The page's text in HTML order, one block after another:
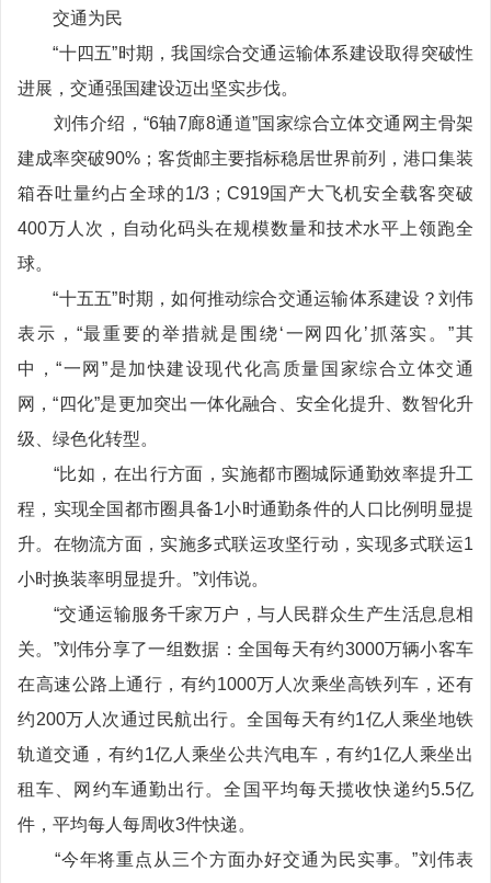
交通为民
“十四五”时期，我国综合交通运输体系建设取得突破性
进展，交通强国建设迈出坚实步伐。
刘伟介绍，“6轴7廊8通道”国家综合立体交通网主骨架
建成率突破90%；客货邮主要指标稳居世界前列，港口集装
箱吞吐量约占全球的1/3；C919国产大飞机安全载客突破
400万人次，自动化码头在规模数量和技术水平上领跑全
球。
“十五五”时期，如何推动综合交通运输体系建设？刘伟
表示，“最重要的举措就是围绕‘一网四化’抓落实。”其
中，“一网”是加快建设现代化高质量国家综合立体交通
网，“四化”是更加突出一体化融合、安全化提升、数智化升
级、绿色化转型。
“比如，在出行方面，实施都市圈城际通勤效率提升工
程，实现全国都市圈具备1小时通勤条件的人口比例明显提
升。在物流方面，实施多式联运攻坚行动，实现多式联运1
小时换装率明显提升。”刘伟说。
“交通运输服务千家万户，与人民群众生产生活息息相
关。”刘伟分享了一组数据：全国每天有约3000万辆小客车
在高速公路上通行，有约1000万人次乘坐高铁列车，还有
约200万人次通过民航出行。全国每天有约1亿人乘坐地铁
轨道交通，有约1亿人乘坐公共汽电车，有约1亿人乘坐出
租车、网约车通勤出行。全国平均每天揽收快递约5.5亿
件，平均每人每周收3件快递。
“今年将重点从三个方面办好交通为民实事。”刘伟表